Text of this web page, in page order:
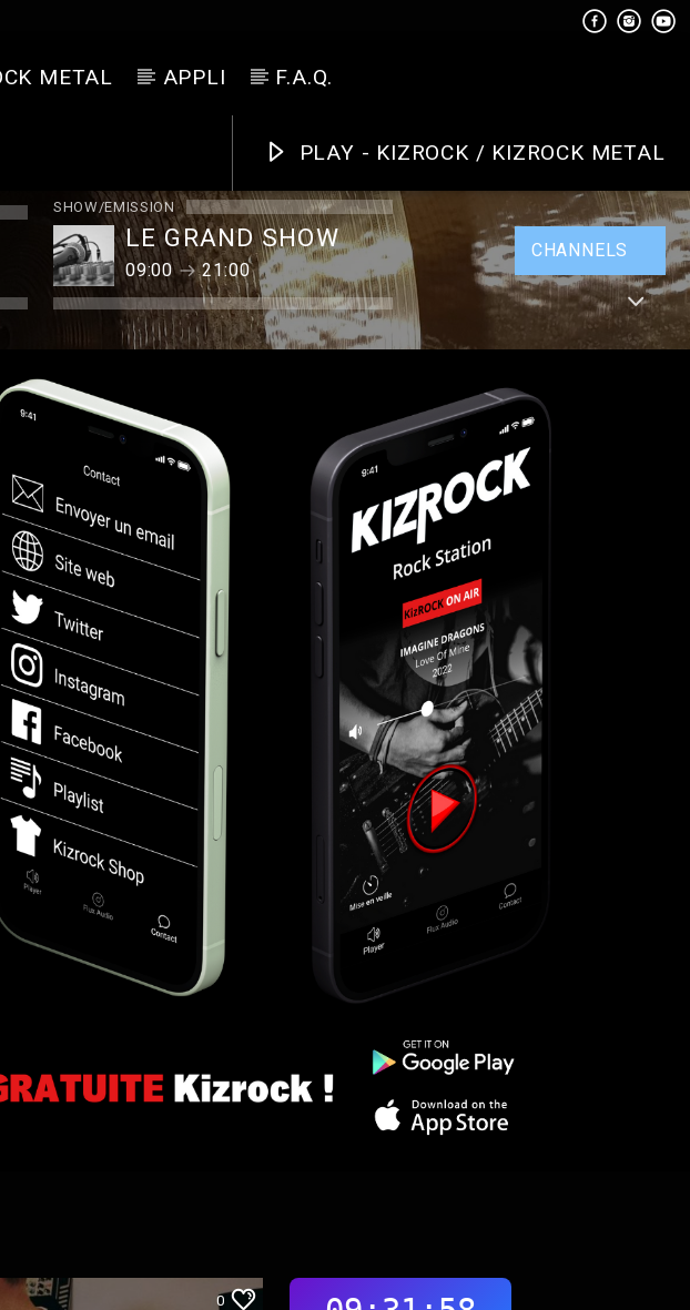
METAL APPLI F.A.Q.
PLAY - KIZROCK / KIZROCK METAL
SHOW/EMISSION
LE GRAND SHOW
09:00 21:00
CHANNELS
0